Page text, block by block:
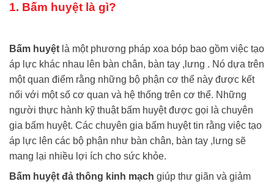
1. Bấm huyệt là gì?
Bấm huyệt là một phương pháp xoa bóp bao gồm việc tạo
áp lực khác nhau lên bàn chân, bàn tay ,lưng . Nó dựa trên
một quan điểm rằng những bộ phận cơ thể này được kết
nối với một số cơ quan và hệ thống trên cơ thể. Những
người thực hành kỹ thuật bấm huyệt được gọi là chuyên
gia bấm huyệt. Các chuyên gia bấm huyệt tin rằng việc tạo
áp lực lên các bộ phận như bàn chân, bàn tay ,lưng sẽ
mang lại nhiều lợi ích cho sức khỏe.
Bấm huyệt đả thông kinh mạch giúp thư giãn và giảm